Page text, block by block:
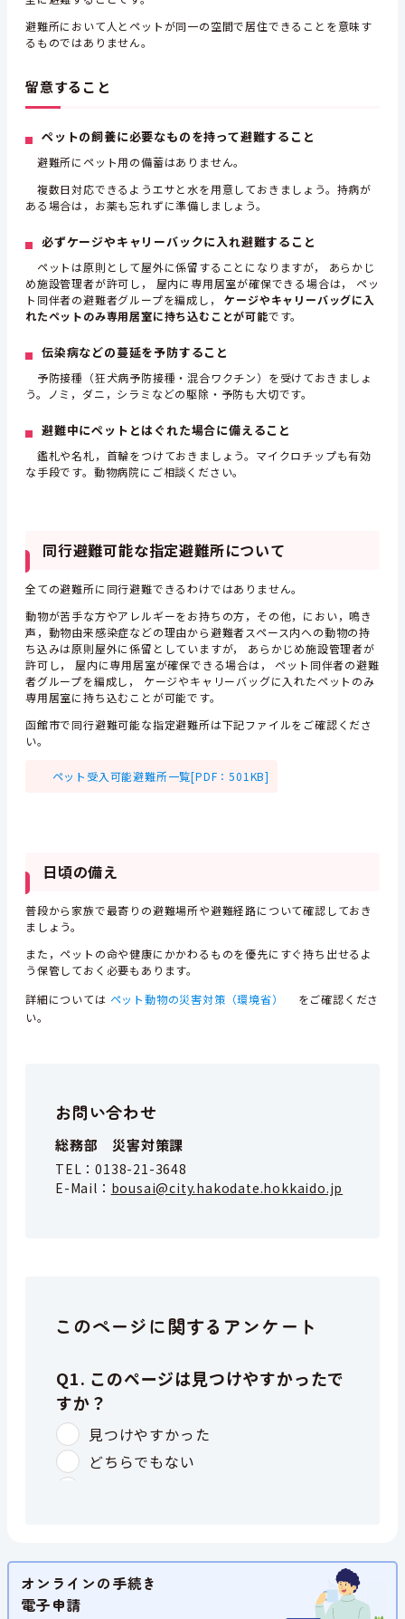
避難所において人とペットが同一の空間で居住できることを意味す
るものではありません。
留意すること
ペットの飼養に必要なものを持って避難すること
避難所にペット用の備蓄はありません。
複数日対応できるようエサと水を用意しておきましょう。持病が
ある場合は，お薬も忘れずに準備しましょう。
必ずケージやキャリーバックに入れ避難すること
ペットは原則として屋外に係留することになりますが， あらかじ
め施設管理者が許可し， 屋内に専用居室が確保できる場合は， ペッ
ト同伴者の避難者グループを編成し，ケージやキャリーバッグに入
れたペットのみ専用居室に持ち込むことが可能です。
伝染病などの蔓延を予防すること
予防接種（狂犬病予防接種・混合ワクチン）を受けておきましょ
う。ノミ，ダニ，シラミなどの駆除・予防も大切です。
避難中にペットとはぐれた場合に備えること
鑑札や名札，首輪をつけておきましょう。マイクロチップも有効
な手段です。動物病院にご相談ください。
同行避難可能な指定避難所について
全ての避難所に同行避難できるわけではありません。
動物が苦手な方やアレルギーをお持ちの方，その他，におい，鳴き
声，動物由来感染症などの理由から避難者スペース内への動物の持
ち込みは原則屋外に係留としていますが， あらかじめ施設管理者が
許可し， 屋内に専用居室が確保できる場合は， ペット同伴者の避難
者グループを編成し， ケージやキャリーバッグに入れたペットのみ
専用居室に持ち込むことが可能です。
函館市で同行避難可能な指定避難所は下記ファイルをご確認くださ
い。
ペット受入可能避難所一覧[PDF：501KB]
日頃の備え
普段から家族で最寄りの避難場所や避難経路について確認しておき
ましょう。
また，ペットの命や健康にかかわるものを優先にすぐ持ち出せるよ
う保管しておく必要もあります。
詳細については ペット動物の災害対策（環境省）
をご確認くださ
い。
お問い合わせ
総務部 災害対策課
TEL：0138-21-3648
E-Mail： bousai@city.hakodate.hokkaido.jp
このページに関するアンケート
オンラインの手続き
電子申請